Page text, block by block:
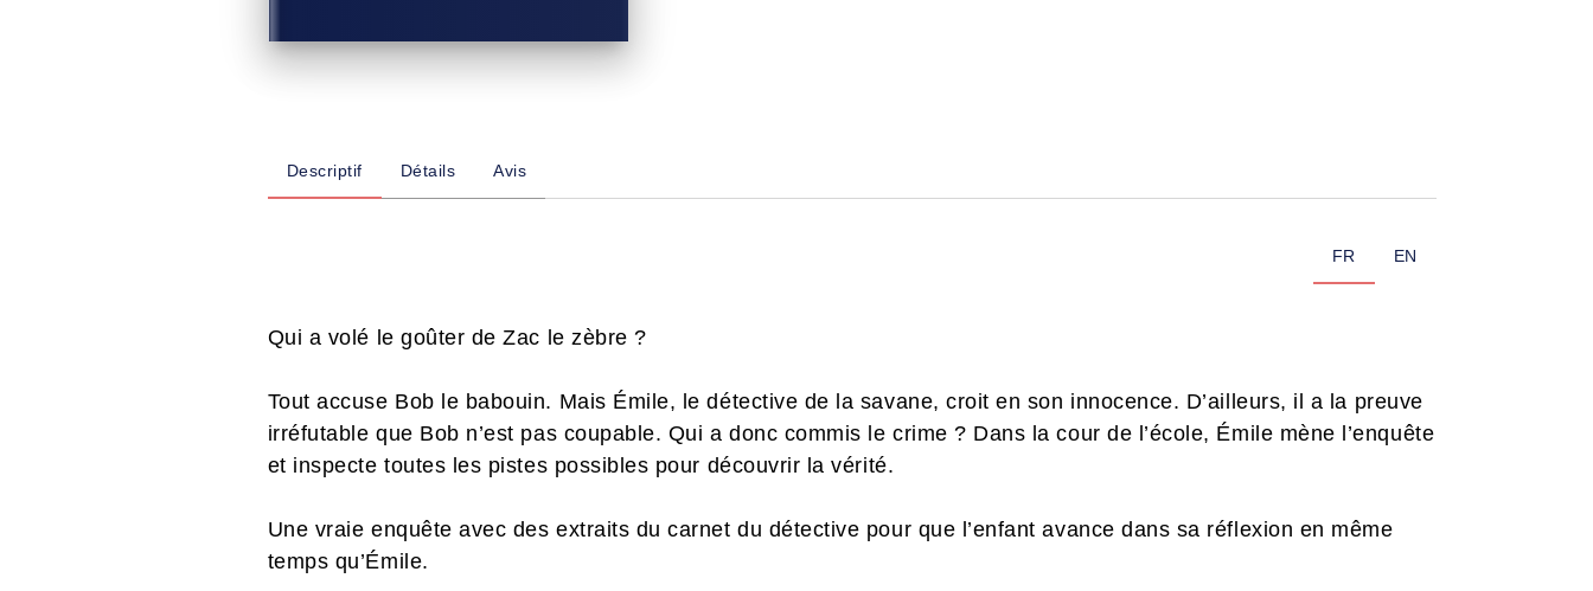
Descriptif Détails Avis
FR EN
Qui a volé le goûter de Zac le zèbre ?
Tout accuse Bob le babouin. Mais Émile, le détective de la savane, croit en son innocence. D’ailleurs, il a la preuve
irréfutable que Bob n’est pas coupable. Qui a donc commis le crime ? Dans la cour de l’école, Émile mène l’enquête
et inspecte toutes les pistes possibles pour découvrir la vérité.
Une vraie enquête avec des extraits du carnet du détective pour que l’enfant avance dans sa réflexion en même
temps qu’Émile.